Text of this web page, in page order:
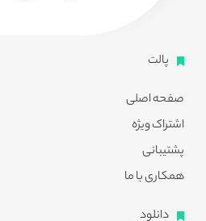
پالت
صفحه اصلی
اشتراک ویژه
پشتیبانی
همکاری با ما
دانلود